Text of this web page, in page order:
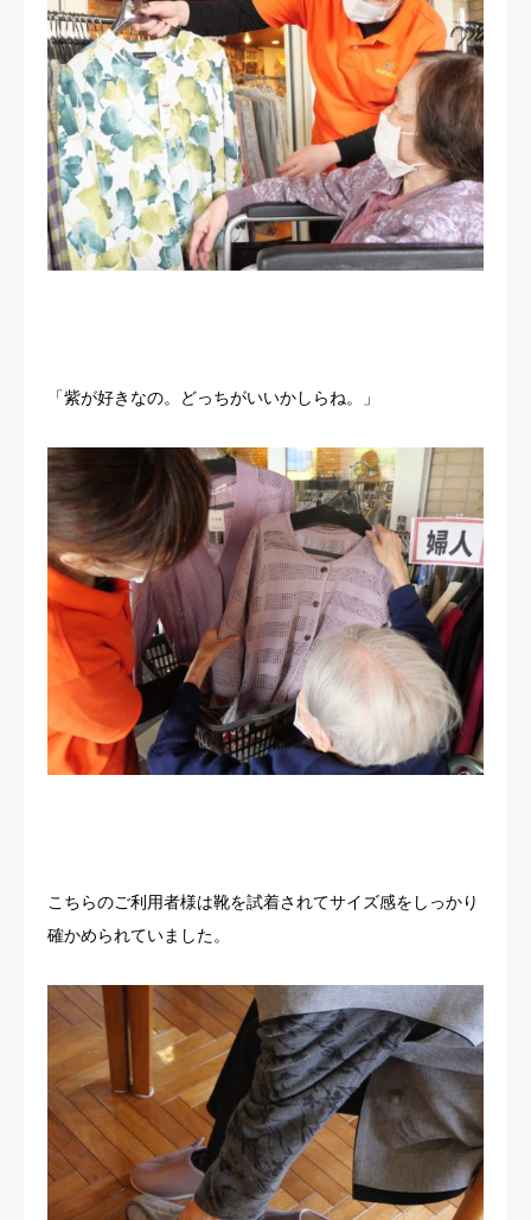
「紫が好きなの。どっちがいいかしらね。」
こちらのご利用者様は靴を試着されてサイズ感をしっかり
確かめられていました。